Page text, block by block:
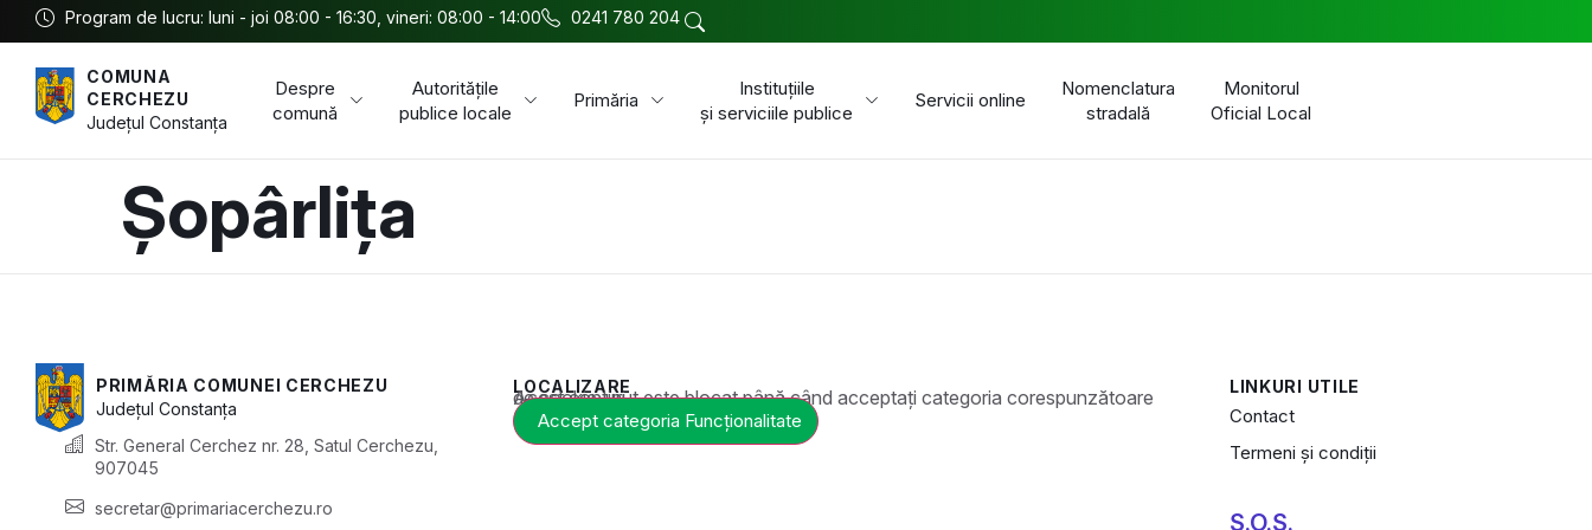
Program de lucru: luni - joi 08:00 - 16:30, vineri: 08:00 - 14:00 0241 780 204
COMUNA
CERCHEZU
JudețulConstanța
Despre
comună
Autoritățile
publice locale
Primăria
Instituțiile
și serviciile publice
Servicii online
Nomenclatura
stradală
Monitorul
Oficial Local
Șopârlița
PRIMĂRIA COMUNEI CERCHEZU
JudețulConstanța
Str. General Cerchez nr. 28, Satul Cerchezu,
907045
secretar@primariacerchezu.ro
LOCALIZARE
Acest conținut este blocat până când acceptați categoria corespunzătoare de cookie-uri.
Accept categoria Funcționalitate
LINKURI UTILE
Contact
Termeni și condiții
S.O.S.